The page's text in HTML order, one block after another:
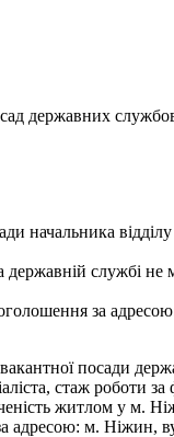
державних
службі
за
посади
стаж роботи
житлом у м.
адресою: м. Ніжин,